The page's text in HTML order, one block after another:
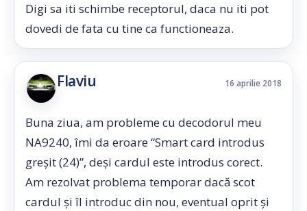
Digi sa iti schimbe receptorul, daca nu iti pot
dovedi de fata cu tine ca functioneaza.
Flaviu 16 aprilie 2018
Buna ziua, am probleme cu decodorul meu
NA9240, îmi da eroare “Smart card introdus
greșit (24)”, deși cardul este introdus corect.
Am rezolvat problema temporar dacă scot
cardul și îl introduc din nou, eventual oprit și